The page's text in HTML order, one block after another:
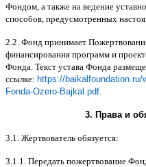
Фондом а также на ведение
способов предусмотренных
2.2. Фонд принимает
финансирования программ и
Фонда Текст устава Фонда
ссылке: https://
Fonda-Ozero-Bajkal.pdf
3. Права и
3.1. Жертвователь обязуется:
3.1.1. Передать пожертвование